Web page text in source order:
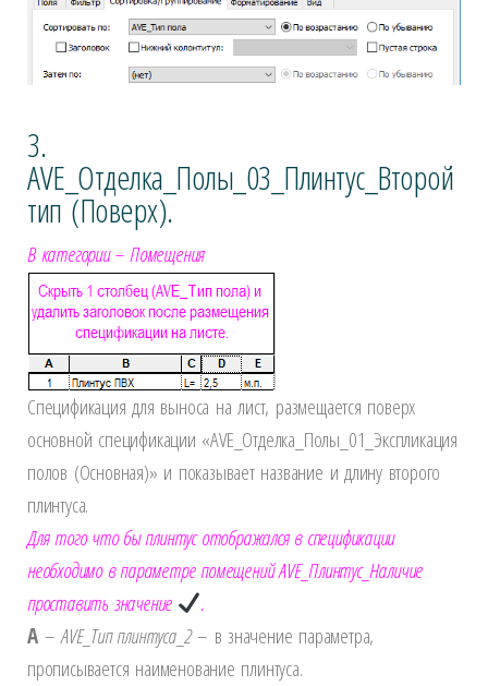
3.
AVE_Отделка_Полы_03_Плинтус_Второй
тип (Поверх).
В категории – Помещения
Спецификация для выноса на лист, размещается поверх
основной спецификации «AVE_Отделка_Полы_01_Экспликация
полов (Основная)» и показывает название и длину второго
плинтуса.
Для того что бы плинтус отображался в спецификации
необходимо в параметре помещений AVE_Плинтус_Наличие
проставить значение
.
A–AVE_Тип плинтуса_2– в значение параметра,
прописывается наименование плинтуса.